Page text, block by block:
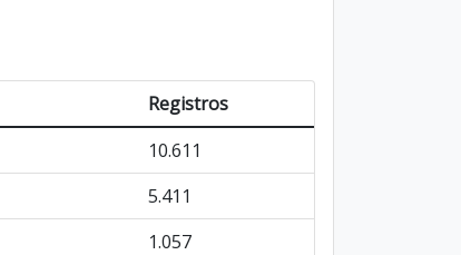
Registros
10.611
5.411
1.057